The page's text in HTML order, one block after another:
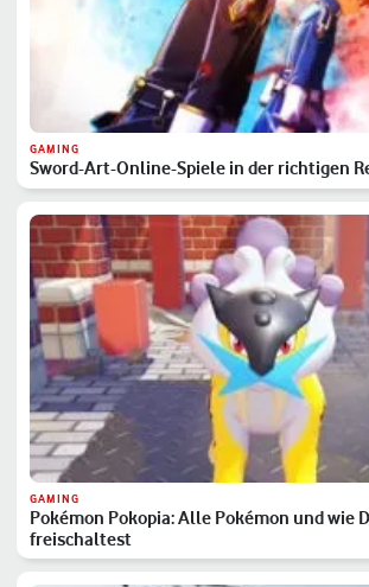
GAMING
Sword-Art-Online-Spiele in der richtigen
GAMING
Pokémon Pokopia: Alle Pokémon und wie
freischaltest